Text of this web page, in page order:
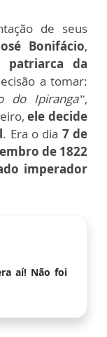
de seus
Bonifácio,
patriarca da
a tomar:
do Ipiranga”,
ele decide
. Era o dia 7 de
de 1822
imperador
aí! Não foi